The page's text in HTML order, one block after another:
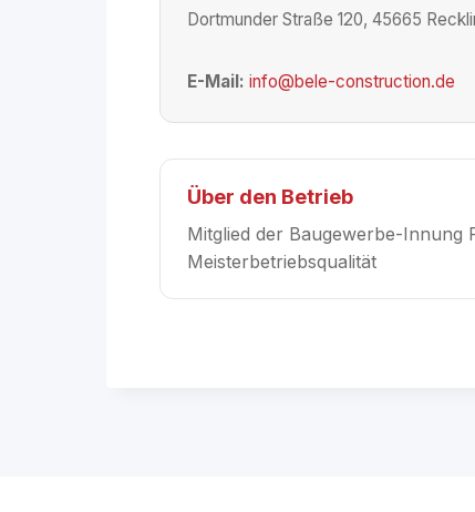
Dortmunder Straße 120, 45665
E-Mail: info@bele-construction.de
Über den Betrieb
Mitglied der Baugewerbe-Innung
Meisterbetriebsqualität